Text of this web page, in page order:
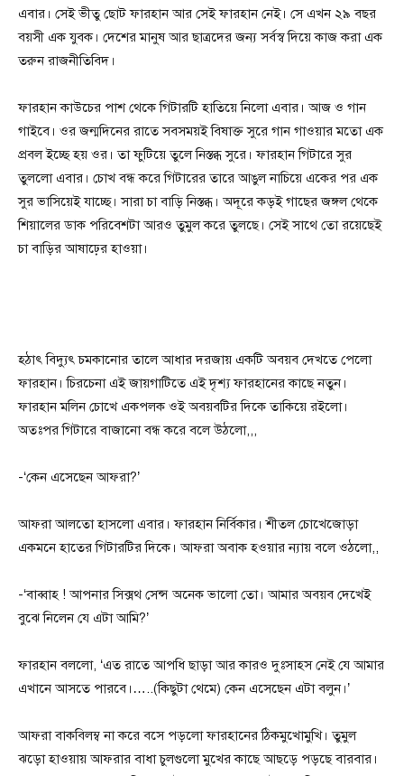
এবার। সেই ভীতু ছোট ফারহান আর সেই ফারহান নেই। সে এখন ২৯ বছর
বয়সী এক যুবক। দেশের মানুষ আর ছাত্রদের জন্য সর্বস্ব দিয়ে কাজ করা এক
তরুন রাজনীতিবিদ।
ফারহান কাউচের পাশ থেকে গিটারটি হাতিয়ে নিলো এবার। আজ ও গান
গাইবে। ওর জন্মদিনের রাতে সবসময়ই বিষাক্ত সুরে গান গাওয়ার মতো এক
প্রবল ইচ্ছে হয় ওর। তা ফুটিয়ে তুলে নিস্তব্ধ সুরে। ফারহান গিটারে সুর
তুললো এবার। চোখ বন্ধ করে গিটারের তারে আঙুল নাচিয়ে একের পর এক
সুর ভাসিয়েই যাচ্ছে। সারা চা বাড়ি নিস্তব্ধ। অদূরে কড়ই গাছের জঙ্গল থেকে
শিয়ালের ডাক পরিবেশটা আরও তুমুল করে তুলছে। সেই সাথে তো রয়েছেই
চা বাড়ির আষাঢ়ের হাওয়া।
হঠাৎ বিদ্যুৎ চমকানোর তালে আধার দরজায় একটি অবয়ব দেখতে পেলো
ফারহান। চিরচেনা এই জায়গাটিতে এই দৃশ্য ফারহানের কাছে নতুন।
ফারহান মলিন চোখে একপলক ওই অবয়বটির দিকে তাকিয়ে রইলো।
অতঃপর গিটারে বাজানো বন্ধ করে বলে উঠলো,,,
-‘কেন এসেছেন আফরা?’
আফরা আলতো হাসলো এবার। ফারহান নির্বিকার। শীতল চোখেজোড়া
একমনে হাতের গিটারটির দিকে। আফরা অবাক হওয়ার ন্যায় বলে ওঠলো,,
-‘বাব্বাহ ! আপনার সিক্সথ সেন্স অনেক ভালো তো। আমার অবয়ব দেখেই
বুঝে নিলেন যে এটা আমি?’
ফারহান বললো, ‘এত রাতে আপধি ছাড়া আর কারও দুঃসাহস নেই যে আমার
এখানে আসতে পারবে।…..(কিছুটা থেমে) কেন এসেছেন এটা বলুন।’
আফরা বাকবিলম্ব না করে বসে পড়লো ফারহানের ঠিকমুখোমুখি। তুমুল
ঝড়ো হাওয়ায় আফরার বাধা চুলগুলো মুখের কাছে আছড়ে পড়ছে বারবার।